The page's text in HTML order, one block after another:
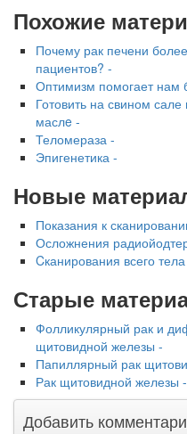
Похожие
Почему рак печени
пациентов? -
Оптимизм помогает нам
Готовить на свином
маслe -
Теломераза -
Эпигенетика -
Новые
Показания к
Осложнения
Cканирования всего
Старые
Фолликулярный рак и
щитовидной железы -
Папиллярный рак
Рак щитовидной железы -
Добавить